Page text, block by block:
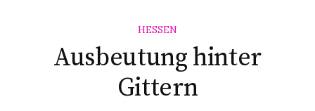
HESSEN
Ausbeutung hinter
Gittern